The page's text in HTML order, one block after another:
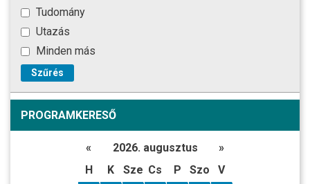
Tudomány
Utazás
Minden más
Szűrés
PROGRAMKERESŐ
« 2026. augusztus
»
H
K Sze Cs P Szo
V